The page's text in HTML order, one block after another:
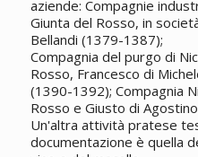
aziende: Compagnie
Giunta del Rosso, in
Bellandi (1379-1387);
Compagnia del purgo di
Rosso, Francesco di
(1390-1392); Compagnia
Rosso e Giusto di
Un'altra attività pratese
documentazione è quella